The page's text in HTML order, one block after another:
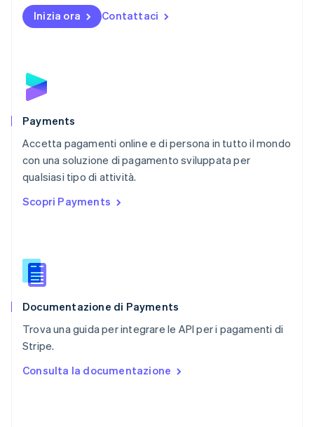
Inizia ora Contattaci
Payments
Accetta pagamenti online e di persona in tutto il mondo
con una soluzione di pagamento sviluppata per
qualsiasi tipo di attività.
Scopri Payments
Documentazione di Payments
Trova una guida per integrare le API per i pagamenti di
Stripe.
Consulta la documentazione
English
Nuova Zelanda
Polonia
English
Português
English简体中文
Regno Unito
English
English
English
Slovacchia
Slovenia
Spagna
Español
English Español简体中文